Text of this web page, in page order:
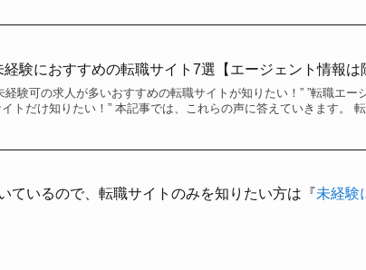
経験におすすめの転職サイト7選【エージェント情報は
経験可の求人が多いおすすめの転職サイトが知りたい！” ”転職エー
イトだけ知りたい！” 本記事では、これらの声に答えていきます。
ているので、転職サイトのみを知りたい方は『未経験